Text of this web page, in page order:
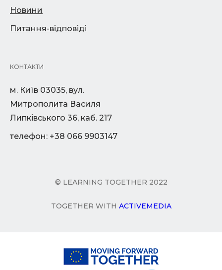
Новини
Питання-відповіді
КОНТАКТИ
м. Київ 03035, вул.
Митрополита Василя
Липківського 36, каб. 217
телефон: +38 066 9903147
© LEARNING TOGETHER 2022
TOGETHER WITH ACTIVEMEDIA